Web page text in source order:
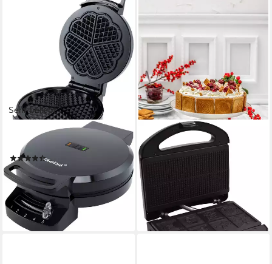
Sehr beliebt
Waffeleisen WE 1, 1200 W
(25)
ab 32,14 €
-29%
lieferbar - in 3-4 Werktagen bei dir
EFBE
Waffeleisen Zimtwaffeleisen,
750 W, mit 8
unterschiedlichen Motiven
20,00 €
UVP 49,99 €
-60%
lieferbar - in 2-3 Werktagen bei dir